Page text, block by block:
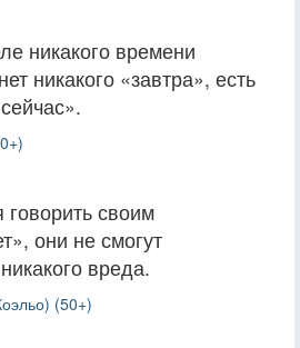
никакого времени
никакого «завтра», есть
своим
они не смогут
вреда.
(50+)